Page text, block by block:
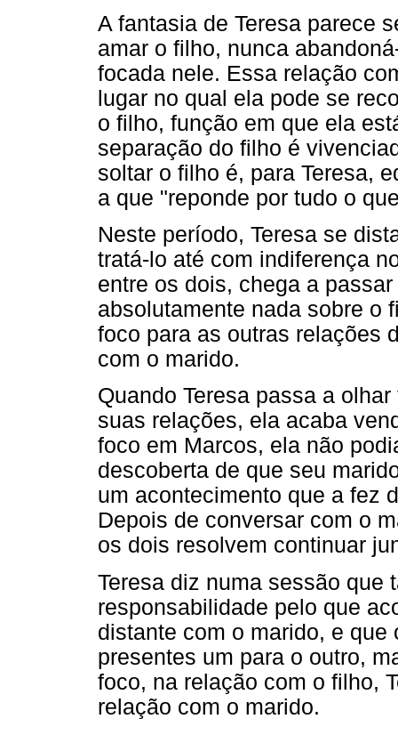
A fantasia de Teresa parece
amar o filho, nunca
focada nele. Essa relação
lugar no qual ela pode se
o filho, função em que ela
separação do filho é
soltar o filho é, para Teresa,
a que "reponde por tudo o
Neste período, Teresa se
tratá-lo até com indiferença
entre os dois, chega a
absolutamente nada sobre o
foco para as outras relações
com o marido.
Quando Teresa passa a
suas relações, ela acaba
foco em Marcos, ela não
descoberta de que seu
um acontecimento que a fez
Depois de conversar com o
os dois resolvem continuar
Teresa diz numa sessão que
responsabilidade pelo que
distante com o marido, e
presentes um para o outro,
foco, na relação com o filho,
relação com o marido.